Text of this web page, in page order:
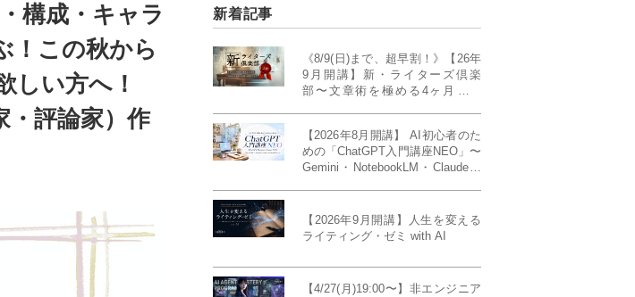
構成・キャラ
！この秋から
しい方へ！
・評論家）作
新着記事
《8/9(日)まで、超早割！》【26年
9月開講】新・ライターズ倶楽
部〜文章術を極める4ヶ月講義
【2026年8月開講】 AI初心者のた
めの「ChatGPT入門講座NEO」〜
Gemini・NotebookLM・Claudeま
座〕
【2026年9月開講】人生を変える
ライティング・ゼミ with AI
【4/27(月)19:00〜】非エンジニア